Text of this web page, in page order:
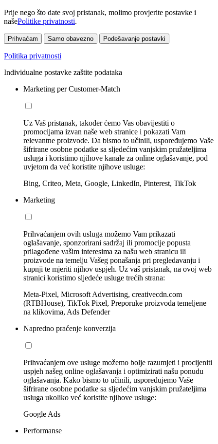
Prije nego što date svoj pristanak, molimo provjerite postavke i
našePolitike privatnosti.
Prihvaćam Samo obavezno Podešavanje postavki
Politika privatnosti
Individualne postavke zaštite podataka
Marketing per Customer-Match
Uz Vaš pristanak, također ćemo Vas obavijestiti o
promocijama izvan naše web stranice i pokazati Vam
relevantne proizvode. Da bismo to učinili, uspoređujemo Vaše
šifrirane osobne podatke sa sljedećim vanjskim pružateljima
usluga i koristimo njihove kanale za online oglašavanje, pod
uvjetom da već koristite njihove usluge:
Bing, Criteo, Meta, Google, LinkedIn, Pinterest, TikTok
Marketing
Prihvaćanjem ovih usluga možemo Vam prikazati
oglašavanje, sponzorirani sadržaj ili promocije popusta
prilagođene vašim interesima za našu web stranicu ili
proizvode na temelju Vašeg ponašanja pri pregledavanju i
kupnji te mjeriti njihov uspjeh. Uz vaš pristanak, na ovoj web
stranici koristimo sljedeće usluge trećih strana:
Meta-Pixel, Microsoft Advertising, creativecdn.com
(RTBHouse), TikTok Pixel, Preporuke proizvoda temeljene
na klikovima, Ads Defender
Napredno praćenje konverzija
Prihvaćanjem ove usluge možemo bolje razumjeti i procijeniti
uspjeh našeg online oglašavanja i optimizirati našu ponudu
oglašavanja. Kako bismo to učinili, uspoređujemo Vaše
šifrirane osobne podatke sa sljedećim vanjskim pružateljima
usluga ukoliko već koristite njihove usluge:
Google Ads
Performanse